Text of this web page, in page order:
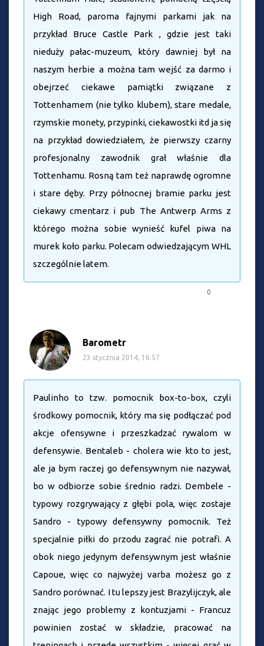
High Road, paroma fajnymi parkami jak na
przykład Bruce Castle Park , gdzie jest taki
nieduży pałac-muzeum, który dawniej był na
naszym herbie a można tam wejść za darmo i
obejrzeć ciekawe pamiątki związane z
Tottenhamem (nie tylko klubem), stare medale,
rzymskie monety, przypinki, ciekawostki itd ja się
na przykład dowiedziałem, że pierwszy czarny
profesjonalny zawodnik grał właśnie dla
Tottenhamu. Rosną tam też naprawdę ogromne
i stare dęby. Przy północnej bramie parku jest
ciekawy cmentarz i pub The Antwerp Arms z
którego można sobie wynieść kufel piwa na
murek koło parku. Polecam odwiedzającym WHL
szczególnie latem.
0
Barometr
23 stycznia 2014, 16:57
Paulinho to tzw. pomocnik box-to-box, czyli
środkowy pomocnik, który ma się podłączać pod
akcje ofensywne i przeszkadzać rywalom w
defensywie. Bentaleb - cholera wie kto to jest,
ale ja bym raczej go defensywnym nie nazywał,
bo w odbiorze sobie średnio radzi. Dembele -
typowy rozgrywający z głębi pola, więc zostaje
Sandro - typowy defensywny pomocnik. Też
specjalnie piłki do przodu zagrać nie potrafi. A
obok niego jedynym defensywnym jest właśnie
Capoue, więc co najwyżej varba możesz go z
Sandro porównać. I tu lepszy jest Brazylijczyk, ale
znając jego problemy z kontuzjami - Francuz
powinien zostać w składzie, pracować na